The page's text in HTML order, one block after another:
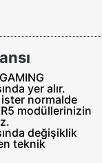
yer alır.
normalde
modüllerinizin
değişiklik
teknik